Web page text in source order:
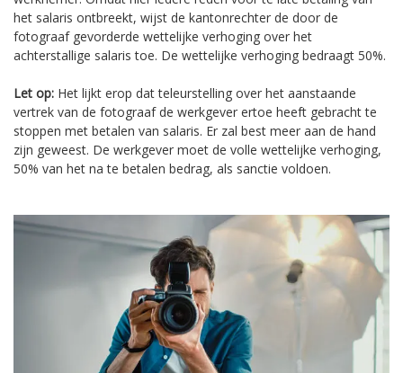
het salaris ontbreekt, wijst de kantonrechter de door de
fotograaf gevorderde wettelijke verhoging over het
achterstallige salaris toe. De wettelijke verhoging bedraagt 50%.
Let op: Het lijkt erop dat teleurstelling over het aanstaande
vertrek van de fotograaf de werkgever ertoe heeft gebracht te
stoppen met betalen van salaris. Er zal best meer aan de hand
zijn geweest. De werkgever moet de volle wettelijke verhoging,
50% van het na te betalen bedrag, als sanctie voldoen.